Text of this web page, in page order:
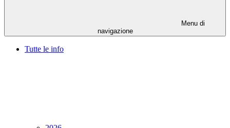
Menu di
navigazione
Tutte le info